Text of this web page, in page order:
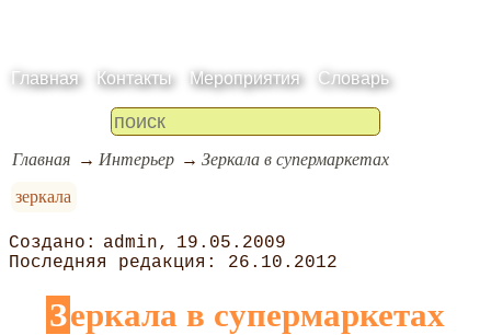
Главная Контакты Мероприятия Словарь
Главная Интерьер
Зеркала в супермаркетах
зеркала
admin
19.05.2009
26.10.2012
Зеркала в супермаркетах